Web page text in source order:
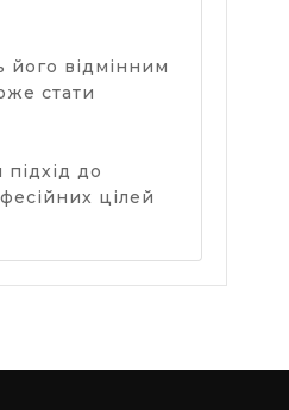
його відмінним
стати
до
цілей